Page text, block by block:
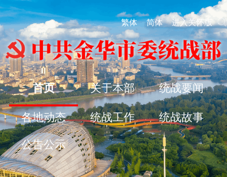
繁体 简体 进入关怀版
首页 关于本部 统战要闻
各地动态 统战工作 统战故事
公告公示